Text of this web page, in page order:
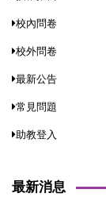
校內問卷
校外問卷
最新公告
常見問題
助教登入
最新消息